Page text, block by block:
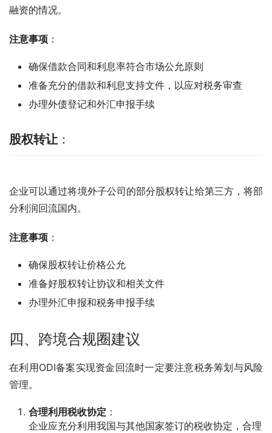
融资的情况。
注意事项 ：
确保借款合同和利息率符合市场公允原则
准备充分的借款和利息支持文件，以应对税务审查
办理外债登记和外汇申报手续
股权转让 ：
企业可以通过将境外子公司的部分股权转让给第三方，将部
分利润回流国内。
注意事项 ：
确保股权转让价格公允
准备好股权转让协议和相关文件
办理外汇申报和税务申报手续
四、跨境合规圈建议
在利用ODI备案实现资金回流时一定要注意税务筹划与风险
管理。
合理利用税收协定 ：
企业应充分利用我国与其他国家签订的税收协定，合理